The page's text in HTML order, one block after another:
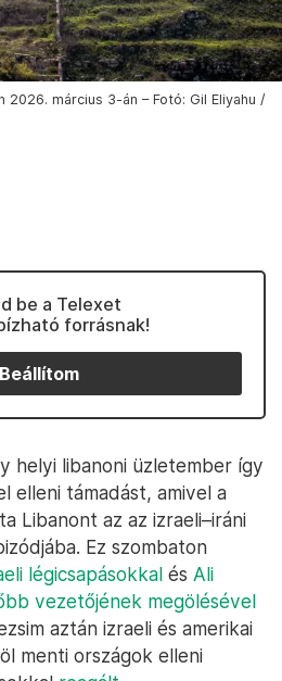
2026. március 3-án – Fotó: Gil Eliyahu /
be a Telexet
forrásnak!
Beállítom
helyi libanoni üzletember így
elleni támadást, amivel a
Libanont az az izraeli–iráni
Ez szombaton
légicsapásokkal és Ali
vezetőjének megölésével
aztán izraeli és amerikai
menti országok elleni